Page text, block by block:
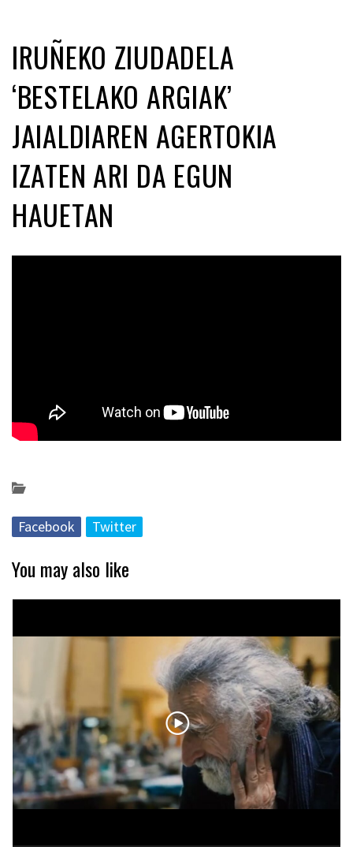
IRUÑEKO ZIUDADELA
‘BESTELAKO ARGIAK’
JAIALDIAREN AGERTOKIA
IZATEN ARI DA EGUN
HAUETAN
Facebook Twitter
You may also like